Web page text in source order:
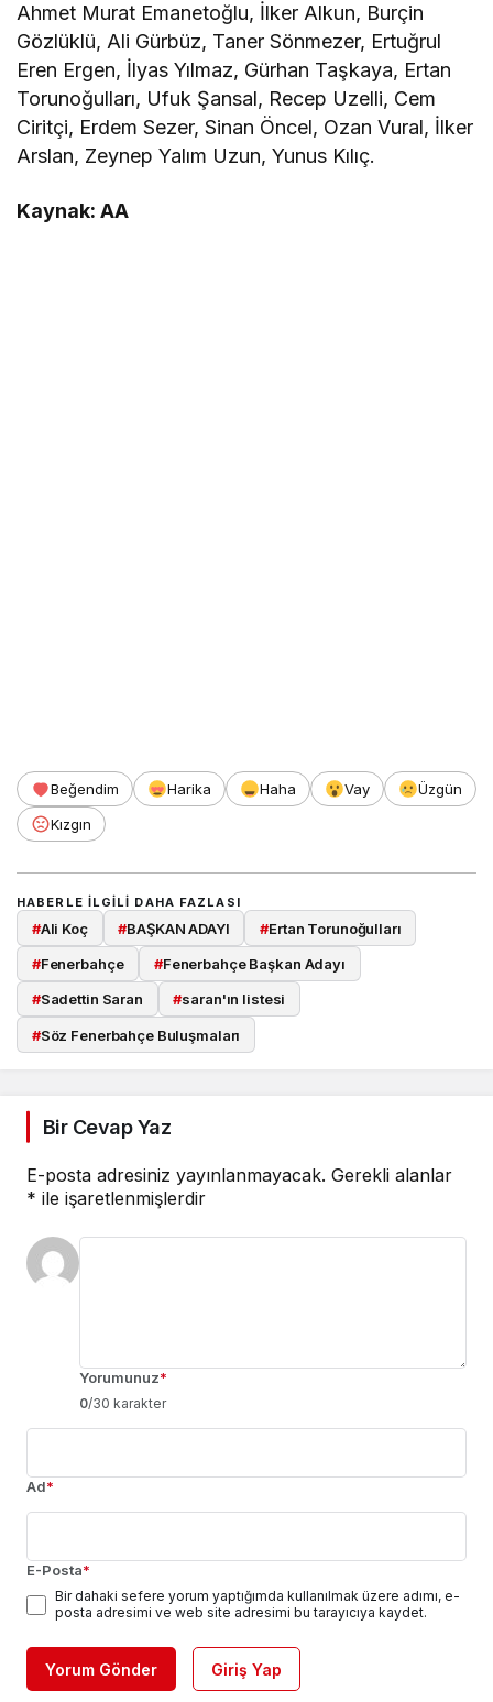
Ahmet Murat Emanetoğlu, İlker Alkun, Burçin
Gözlüklü, Ali Gürbüz, Taner Sönmezer, Ertuğrul
Eren Ergen, İlyas Yılmaz, Gürhan Taşkaya, Ertan
Torunoğulları, Ufuk Şansal, Recep Uzelli, Cem
Ciritçi, Erdem Sezer, Sinan Öncel, Ozan Vural, İlker
Arslan, Zeynep Yalım Uzun, Yunus Kılıç.
Kaynak: AA
Beğendim Harika Haha Vay
Üzgün
Kızgın
HABERLE ILGILI DAHA FAZLASI
#Ali Koç #BAŞKAN ADAYI #Ertan Torunoğulları
#Fenerbahçe #Fenerbahçe Başkan Adayı
#Sadettin Saran #saran'ın listesi
#Söz Fenerbahçe Buluşmaları
Bir Cevap Yaz
E-posta adresiniz yayınlanmayacak. Gerekli alanlar
* ile işaretlenmişlerdir
Yorumunuz*
0/30 karakter
Ad*
E-Posta*
Bir dahaki sefere yorum yaptığımda kullanılmak üzere adımı, e-
posta adresimi ve web site adresimi bu tarayıcıya kaydet.
Yorum Gönder Giriş Yap